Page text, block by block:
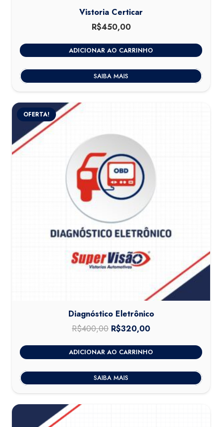
Vistoria Certicar
R$450,00
ADICIONAR AO CARRINHO
SAIBA MAIS
OFERTA!
Diagnóstico Eletrônico
R$400,00 O
preço
original
era:
R$400,00.
R$320,00
preço
atual
é:
R$320,00.
ADICIONAR AO CARRINHO
SAIBA MAIS